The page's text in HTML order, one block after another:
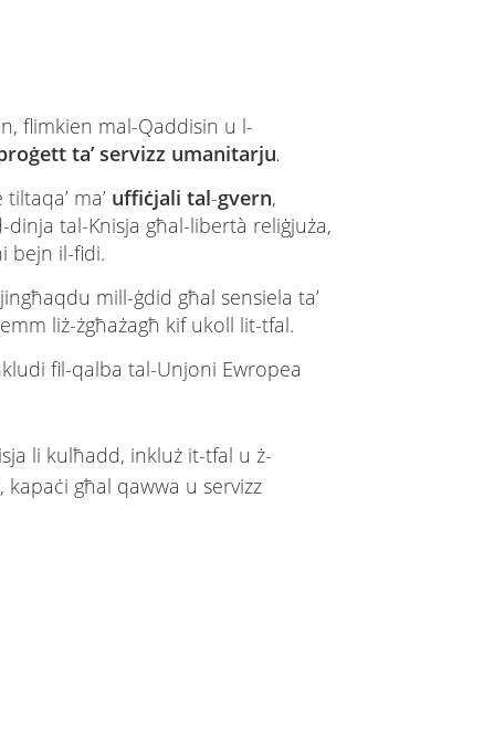
flimkien mal-Qaddisin u l-
ta’ servizz umanitarju.
ma’ uffiċjali tal-gvern,
tal-Knisja għal-libertà reliġjuża,
bejn il-fidi.
mill-ġdid għal sensiela ta’
liż-żgħażagħ kif ukoll lit-tfal.
fil-qalba tal-Unjoni Ewropea
li kulħadd, inkluż it-tfal u ż-
kapaċi għal qawwa u servizz